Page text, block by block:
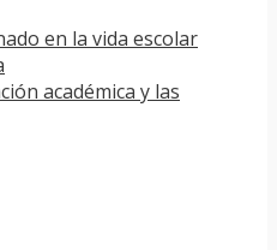
en la vida escolar
académica y las